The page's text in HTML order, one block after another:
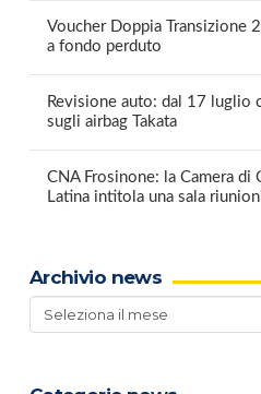
Voucher Doppia Transizione
a fondo perduto
Revisione auto: dal 17
sugli airbag Takata
CNA Frosinone: la Camera di
Latina intitola una sala
Archivio news
Archivio
news